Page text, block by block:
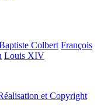
Colbert François
Louis XIV
et Copyright